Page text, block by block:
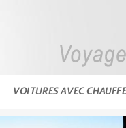
VOITURES AVEC